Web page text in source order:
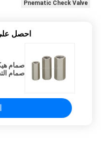
Pnematic Check Valve
احصل
صمام